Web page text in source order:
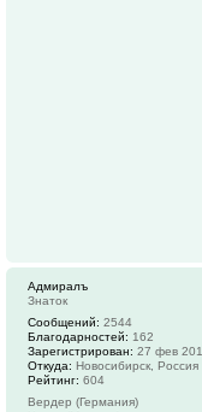
Адмиралъ
Знаток
Сообщений: 2544
Благодарностей: 162
Зарегистрирован: 27 фев
Откуда: Новосибирск, Россия
Рейтинг: 604
Вердер (Германия)